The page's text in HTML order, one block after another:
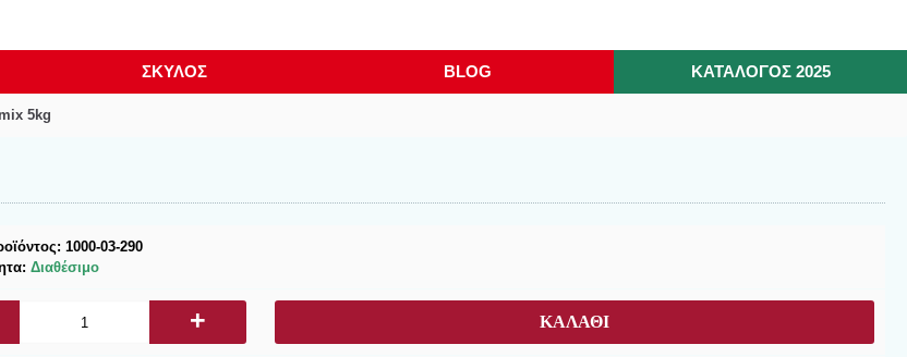
ΣΚΥΛΟΣ BLOG ΚΑΤΑΛΟΓΟΣ 2025
5kg
1000-03-290
Διαθέσιμο
+ ΚΑΛΆΘΙ